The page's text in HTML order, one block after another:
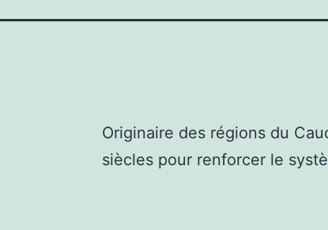
Originaire des régions du
siècles pour renforcer le